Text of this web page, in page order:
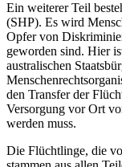
Ein weiterer Teil
(SHP). Es wird
Opfer von
geworden sind. Hier
australischen
den Transfer der
Versorgung vor Ort
werden muss.
Die Flüchtlinge, die